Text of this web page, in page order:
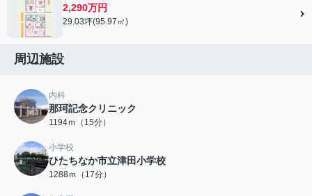
2,290万円
29.03坪(95.97㎡)
周辺施設
内科
那珂記念クリニック
1194ｍ（15分）
小学校
ひたちなか市立津田小学校
1288ｍ（17分）